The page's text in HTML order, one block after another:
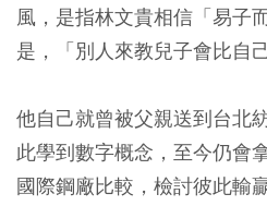
風，是指林文貴相信「易子
是，「別人來教兒子會比自
他自己就曾被父親送到台北
此學到數字概念，至今仍會
國際鋼廠比較，檢討彼此輸